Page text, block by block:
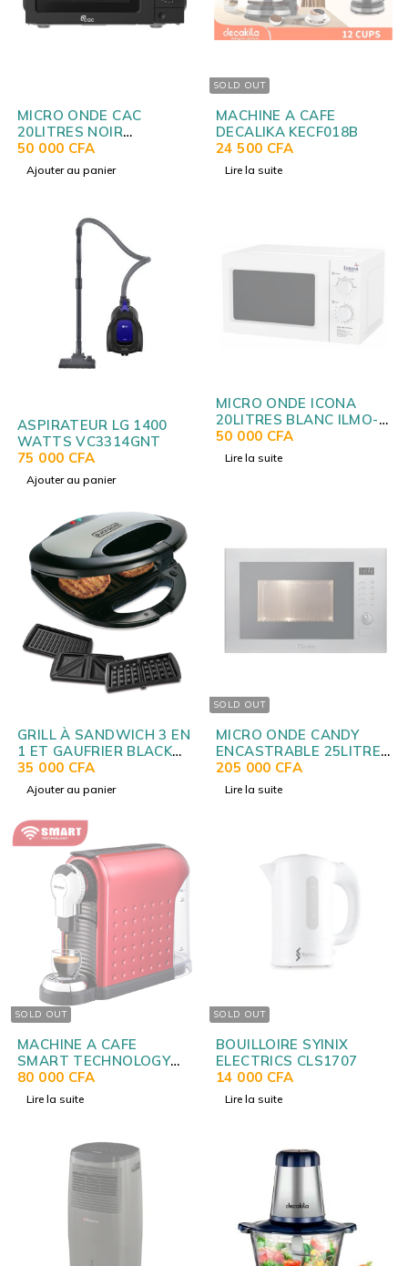
MICRO ONDE CAC
20LITRES NOIR
CA820664
50 000 CFA
Ajouter au panier
SOLD OUT
MACHINE A CAFE
DECALIKA KECF018B
24 500 CFA
Lire la suite
ASPIRATEUR LG 1400
WATTS VC3314GNT
75 000 CFA
Ajouter au panier
MICRO ONDE ICONA
20LITRES BLANC ILMO-
2025XW
50 000 CFA
Lire la suite
GRILL À SANDWICH 3 EN
1 ET GAUFRIER BLACK
DECKER TS2090
35 000 CFA
Ajouter au panier
SOLD OUT
MICRO ONDE CANDY
ENCASTRABLE 25LITRES
INOX MIC25GDFX
38900033
205 000 CFA
Lire la suite
SOLD OUT
MACHINE A CAFE
SMART TECHNOLOGY
EXPRESSO 0.8LITRES
STPE-787C
80 000 CFA
Lire la suite
SOLD OUT
BOUILLOIRE SYINIX
ELECTRICS CLS1707
14 000 CFA
Lire la suite